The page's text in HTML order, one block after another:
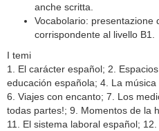
anche scritta.
Vocabolario: presentazione
corrispondente al livello B1.
I temi
1. El carácter español; 2.
educación española; 4. La
6. Viajes con encanto; 7. Los
todas partes!; 9. Momentos de la
11. El sistema laboral español;